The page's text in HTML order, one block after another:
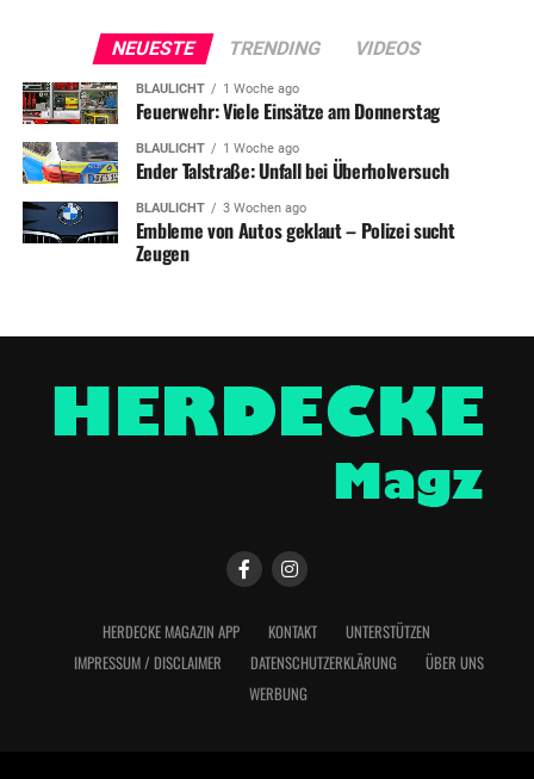
NEUESTE TRENDING VIDEOS
BLAULICHT 1 Woche ago
Feuerwehr: Viele Einsätze am Donnerstag
BLAULICHT 1 Woche ago
Ender Talstraße: Unfall bei Überholversuch
BLAULICHT 3 Wochen ago
Embleme von Autos geklaut – Polizei sucht
Zeugen
HERDECKE MAGAZIN APP KONTAKT
UNTERSTÜTZEN
IMPRESSUM / DISCLAIMER
DATENSCHUTZERKLÄRUNG
ÜBER UNS
WERBUNG